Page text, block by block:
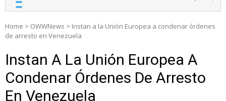
Home > OWWNews > Instan a la Unión Europea a condenar órdenes
de arresto en Venezuela
Instan A La Unión Europea A
Condenar Órdenes De Arresto
En Venezuela